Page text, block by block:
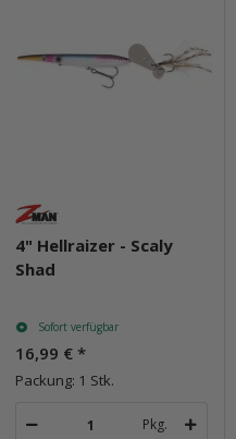
4" Hellraizer - Scaly
Shad
Sofort verfügbar
16,99 € *
Packung: 1 Stk.
Pkg.